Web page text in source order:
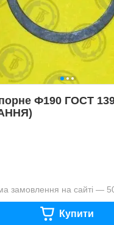
Ф190 ГОСТ
замовлення на сайті —
Купити